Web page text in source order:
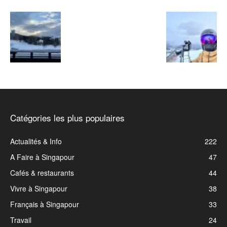
Catégories les plus populaires
Actualités & Info
222
A Faire à Singapour
47
Cafés & restaurants
44
Vivre à Singapour
38
Français à Singapour
33
Travail
24